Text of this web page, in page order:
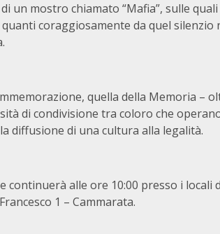
un mostro chiamato “Mafia”, sulle
coraggiosamente da quel
quella della Memoria –
di condivisione tra coloro che
diffusione di una cultura alla legalità.
continuerà alle ore 10:00 presso i locali
1 – Cammarata.